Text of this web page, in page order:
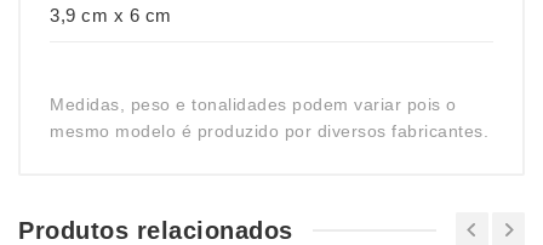
3,9 cm x 6 cm
Medidas, peso e tonalidades podem variar pois o
mesmo modelo é produzido por diversos fabricantes.
Produtos relacionados